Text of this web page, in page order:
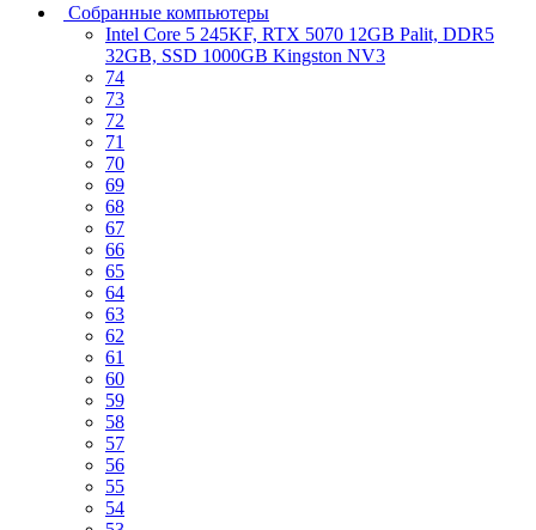
Собранные компьютеры
Intel Core 5 245KF, RTX 5070 12GB Palit, DDR5
32GB, SSD 1000GB Kingston NV3
74
73
72
71
70
69
68
67
66
65
64
63
62
61
60
59
58
57
56
55
54